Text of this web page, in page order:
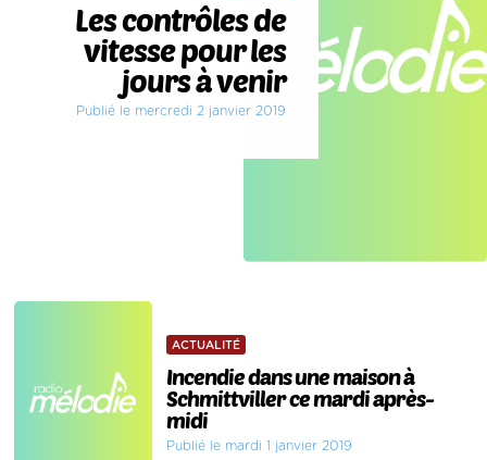
Les contrôles de
vitesse pour les
jours à venir
Publié le mercredi 2 janvier 2019
ACTUALITÉ
Incendie dans une maison à
Schmittviller ce mardi après-
midi
Publié le mardi 1 janvier 2019